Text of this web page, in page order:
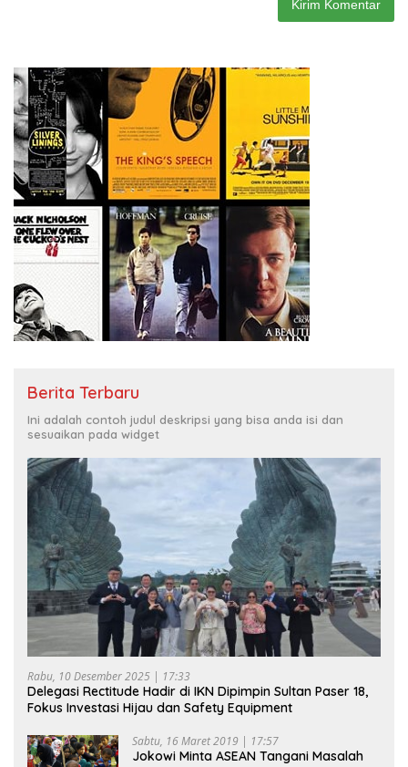
Berita Terbaru
Ini adalah contoh judul deskripsi yang bisa anda isi dan
sesuaikan pada widget
Rabu, 10 Desember 2025 | 17:33
Delegasi Rectitude Hadir di IKN Dipimpin Sultan Paser 18,
Fokus Investasi Hijau dan Safety Equipment
Sabtu, 16 Maret 2019 | 17:57
Jokowi Minta ASEAN Tangani Masalah